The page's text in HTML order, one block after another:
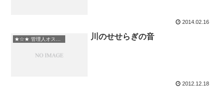
2014.02.16
川のせせらぎの音
2012.12.18